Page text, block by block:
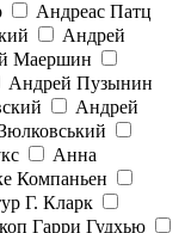
Андреас Патц
Андрей
Маершин
Андрей Пузынин
Андрей
Анна
Компаньен
Г. Кларк
Гарри Гудхью